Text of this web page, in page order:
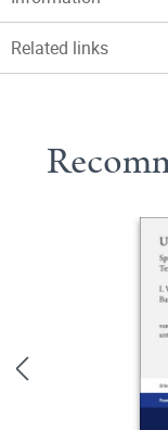
Related links